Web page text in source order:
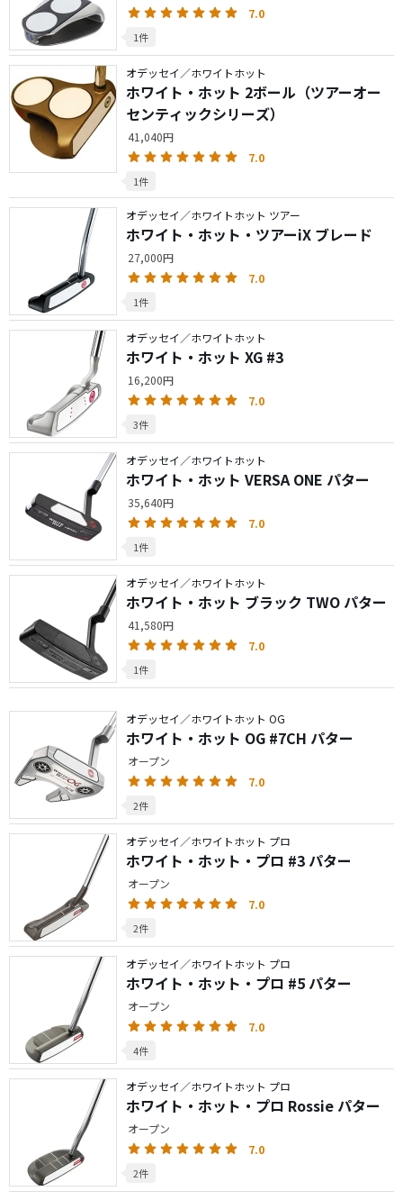
7.0
1件
オデッセイ／ホワイトホット
ホワイト・ホット 2ボール（ツアーオー
センティックシリーズ）
41,040円
7.0
1件
オデッセイ／ホワイトホット ツアー
ホワイト・ホット・ツアーiX ブレード
27,000円
7.0
1件
オデッセイ／ホワイトホット
ホワイト・ホット XG #3
16,200円
7.0
3件
オデッセイ／ホワイトホット
ホワイト・ホット VERSA ONE パター
35,640円
7.0
1件
オデッセイ／ホワイトホット
ホワイト・ホット ブラック TWO パター
41,580円
7.0
1件
オデッセイ／ホワイトホット OG
ホワイト・ホット OG #7CH パター
オープン
7.0
2件
オデッセイ／ホワイトホット プロ
ホワイト・ホット・プロ #3 パター
オープン
7.0
2件
オデッセイ／ホワイトホット プロ
ホワイト・ホット・プロ #5 パター
オープン
7.0
4件
オデッセイ／ホワイトホット プロ
ホワイト・ホット・プロ Rossie パター
オープン
7.0
2件